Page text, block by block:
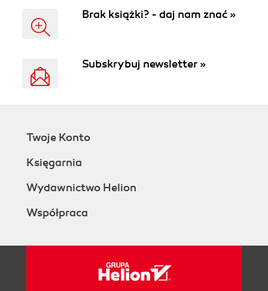
Brak książki? - daj nam znać »
Subskrybuj newsletter »
Twoje Konto
Księgarnia
Wydawnictwo Helion
Współpraca